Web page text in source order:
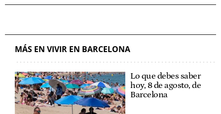
MÁS EN VIVIR EN BARCELONA
Lo que debes saber
hoy, 8 de agosto, de
Barcelona